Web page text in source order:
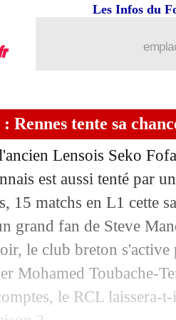
Les Infos du
: Rennes tente sa
Lensois Seko
est aussi tenté par
15 matchs en L1 cette
grand fan de Steve
le club breton
Mohamed Toubache-
le RCL laissera-
de Vieira se reprend
Amorim conscient
déjà sur le départ ?
renseigne pour Kolo
buteur attendu déniché
pourrait déjà partir
sur le départ ?